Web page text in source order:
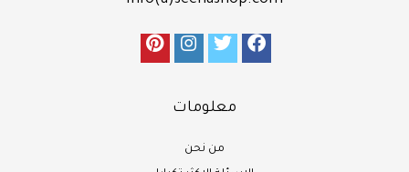
معلومات
من نحن